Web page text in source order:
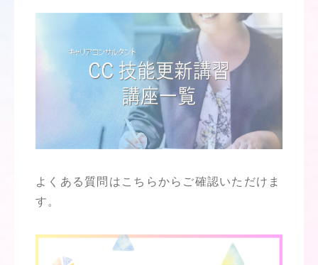
よくある質問はこちらからご確認いただけま
す。